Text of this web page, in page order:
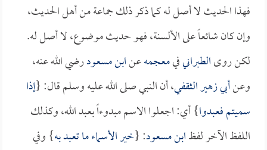
فهذا الحديث لا أصل له كما ذكر ذلك جماعة من أهل الحديث،
وإن كان شائعاً على الألسنة، فهو حديث موضوع، لا أصل له.
لكن روىالطبرانيفيمعجمهعنابن مسعودرضي الله عنه،
وعنأبي زهير الثقفي، أن النبي صلى الله عليه وسلم قال: {إذا
سميتم فعبدوا} أي: اجعلوا الاسم مبدوءاً بعبد الله، وكذلك
اللفظ الآخر لفظابن مسعود: {خير الأسماء ما تعبد به} وفي